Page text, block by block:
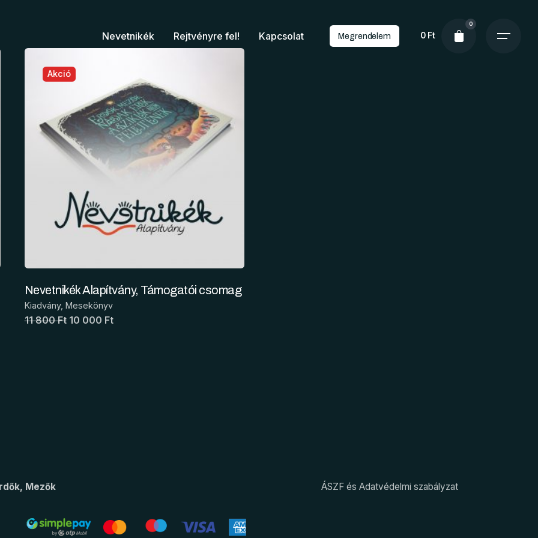
Nevetnikék Rejtvényre fel! Kapcsolat Megrendelem 0 Ft
0
Akció
Nevetnikék Alapítvány, Támogatói csomag
Kiadvány Mesekönyv
11 800 Ft10 000 Ft
Mezők ÁSZF és Adatvédelmi szabályzat